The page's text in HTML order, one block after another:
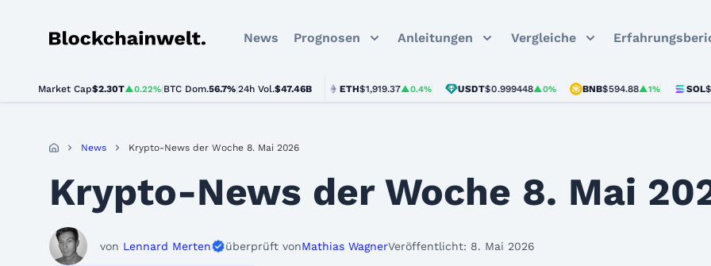
Blockchainwelt News Prognosen Anleitungen Vergleiche
Market Cap$2.30T▲0.22% BTC Dom.56.7% 24h Vol.$47.46B
BTC$64,959.00▲0.5% ETH $1,919.37▲0.4% USDT$0.999448▲0% BNB$594.88▲1% SOL $74.89
News Krypto-News der Woche 8. Mai 2026
Krypto-News der Woche 8. Mai
von Lennard Merten überprüft vonMathias WagnerVeröffentlicht: 8. Mai 2026